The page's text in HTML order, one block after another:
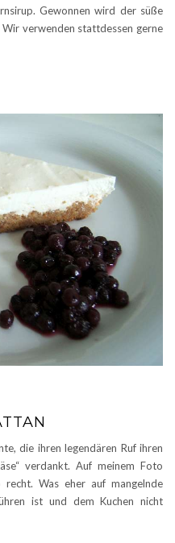
Gewonnen wird der süße
verwenden stattdessen gerne
die ihren legendären Ruf ihren
verdankt. Auf meinem Foto
Was eher auf mangelnde
ist und dem Kuchen nicht